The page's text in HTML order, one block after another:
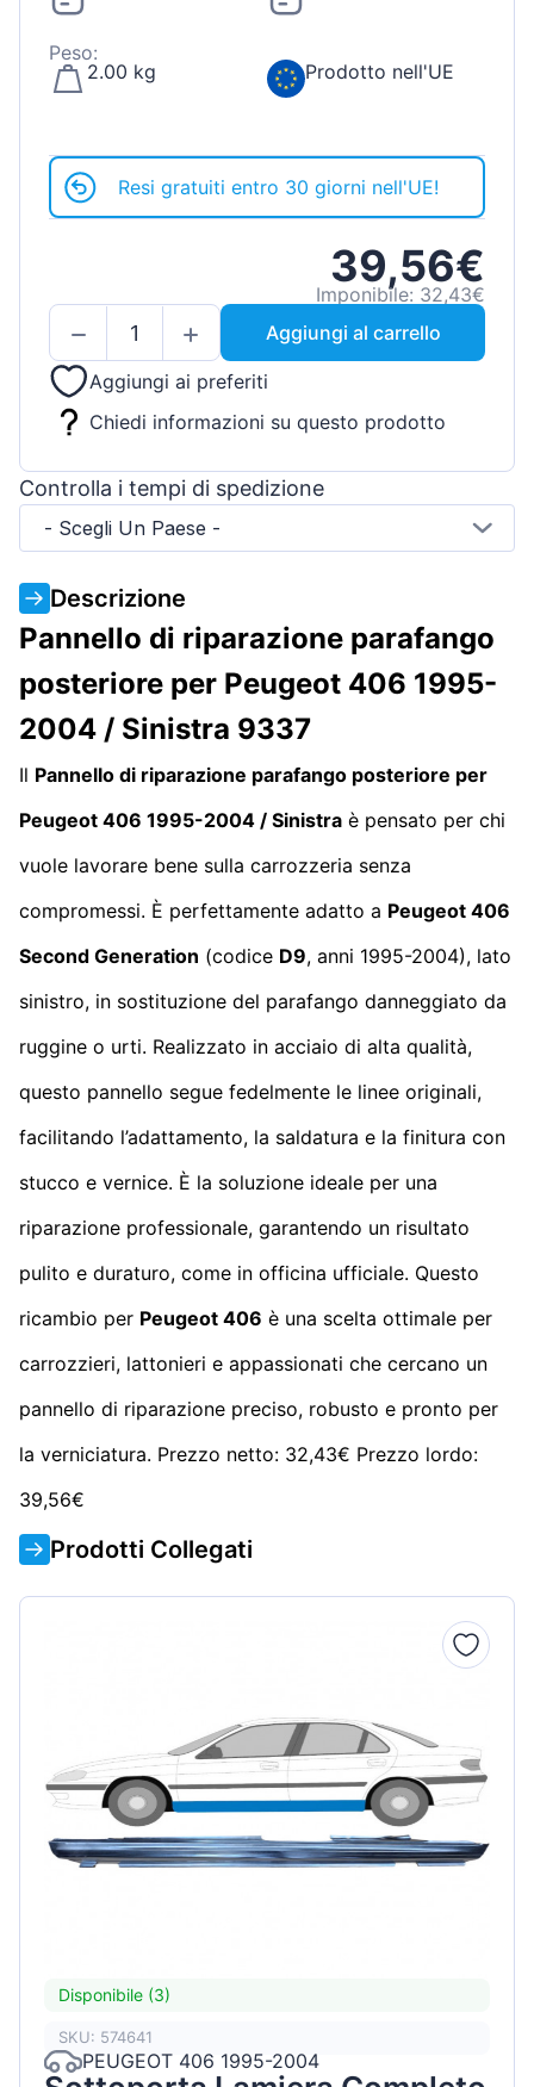
Peso:
2.00 kg
Prodotto nell'UE
Resi gratuiti entro 30 giorni nell'UE!
39,56€
Imponibile: 32,43€
Aggiungi al carrello
Aggiungi ai preferiti
Chiedi informazioni su questo prodotto
Controlla i tempi di spedizione
- Scegli Un Paese -
Descrizione
Pannello di riparazione parafango
posteriore per Peugeot 406 1995-
2004 / Sinistra 9337
Il Pannello di riparazione parafango posteriore per
Peugeot 406 1995-2004 / Sinistra è pensato per chi
vuole lavorare bene sulla carrozzeria senza
compromessi. È perfettamente adatto a Peugeot 406
Second Generation (codice D9, anni 1995-2004), lato
sinistro, in sostituzione del parafango danneggiato da
ruggine o urti. Realizzato in acciaio di alta qualità,
questo pannello segue fedelmente le linee originali,
facilitando l’adattamento, la saldatura e la finitura con
stucco e vernice. È la soluzione ideale per una
riparazione professionale, garantendo un risultato
pulito e duraturo, come in officina ufficiale. Questo
ricambio per Peugeot 406 è una scelta ottimale per
carrozzieri, lattonieri e appassionati che cercano un
pannello di riparazione preciso, robusto e pronto per
la verniciatura. Prezzo netto: 32,43€ Prezzo lordo:
39,56€
Prodotti Collegati
Disponibile (3)
SKU: 574641
PEUGEOT 406 1995-2004